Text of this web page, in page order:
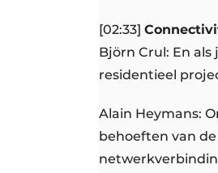
[02:33]
Björn Crul: En
residentieel
Alain Heymans:
behoeften van